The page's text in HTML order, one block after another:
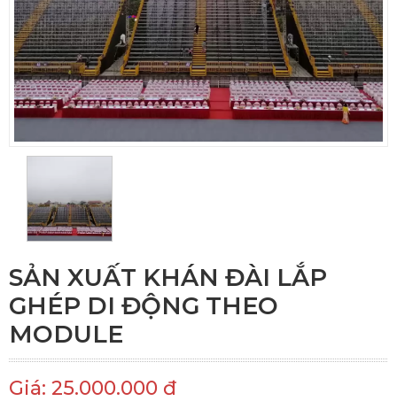
SẢN XUẤT KHÁN ĐÀI LẮP
GHÉP DI ĐỘNG THEO
MODULE
Giá: 25.000.000 đ